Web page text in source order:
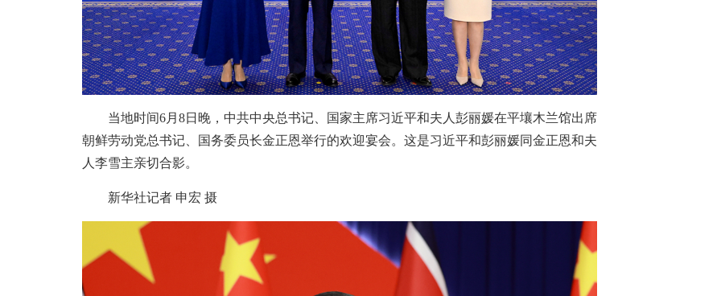
当地时间6月8日晚，中共中央总书记、国家主席习近平和夫人彭丽媛在平壤木兰馆出席
朝鲜劳动党总书记、国务委员长金正恩举行的欢迎宴会。这是习近平和彭丽媛同金正恩和夫
人李雪主亲切合影。
新华社记者 申宏 摄